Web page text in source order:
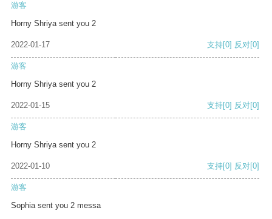
游客
Horny Shriya sent you 2
2022-01-17 支持[0] 反对[0]
游客
Horny Shriya sent you 2
2022-01-15 支持[0] 反对[0]
游客
Horny Shriya sent you 2
2022-01-10 支持[0] 反对[0]
游客
Sophia sent you 2 messa